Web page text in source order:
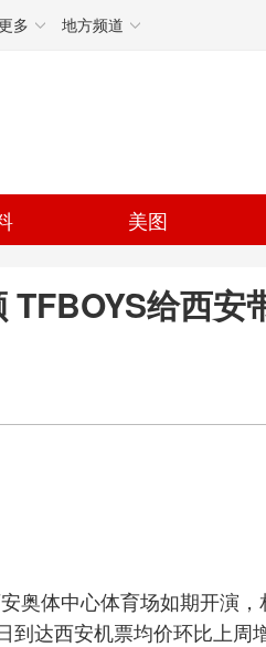
多 地方频道
美图
给西安
奥体中心体育场如期开演
达西安机票均价环比上周